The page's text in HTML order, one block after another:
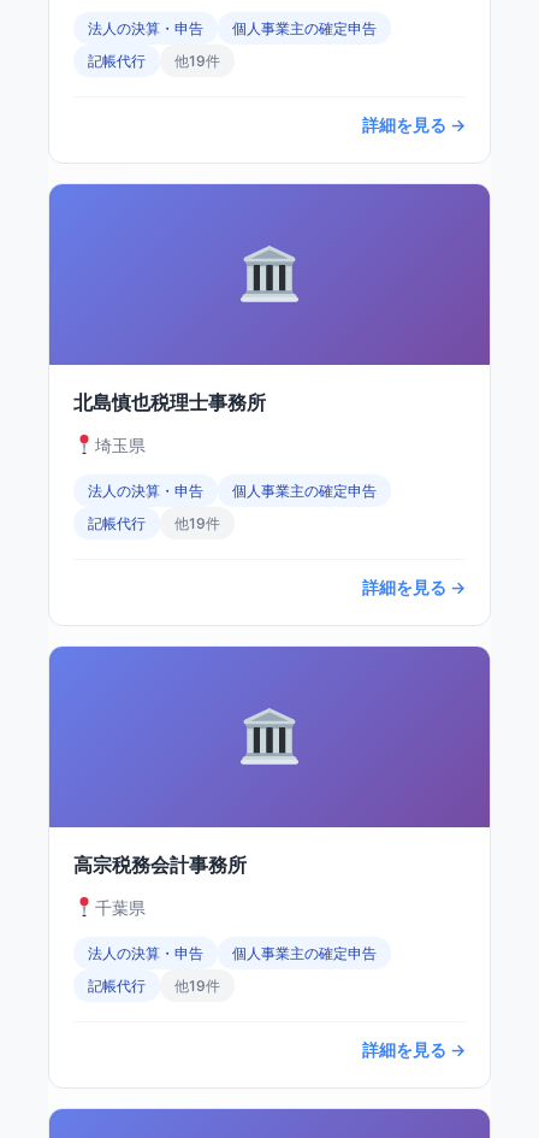
法人の決算・申告
個人事業主の確定申告
記帳代行
他19件
詳細を見る →
北島慎也税理士事務所
埼玉県
法人の決算・申告
個人事業主の確定申告
記帳代行
他19件
詳細を見る →
高宗税務会計事務所
千葉県
法人の決算・申告
個人事業主の確定申告
記帳代行
他19件
詳細を見る →